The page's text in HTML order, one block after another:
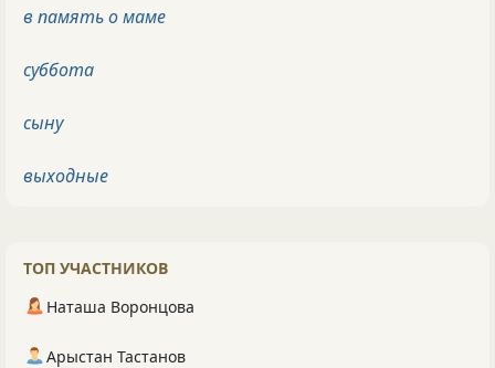
в память о маме
суббота
сыну
выходные
ТОП УЧАСТНИКОВ
Наташа Воронцова
Арыстан Тастанов